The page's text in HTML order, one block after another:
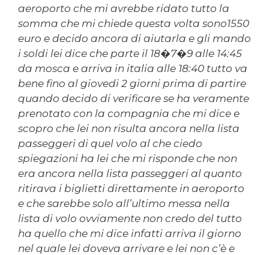
aeroporto che mi avrebbe ridato tutto la
somma che mi chiede questa volta sono1550
euro e decido ancora di aiutarla e gli mando
i soldi lei dice che parte il 18�7�9 alle 14:45
da mosca e arriva in italia alle 18:40 tutto va
bene fino al giovedi 2 giorni prima di partire
quando decido di verificare se ha veramente
prenotato con la compagnia che mi dice e
scopro che lei non risulta ancora nella lista
passeggeri di quel volo al che ciedo
spiegazioni ha lei che mi risponde che non
era ancora nella lista passeggeri al quanto
ritirava i biglietti direttamente in aeroporto
e che sarebbe solo all’ultimo messa nella
lista di volo ovviamente non credo del tutto
ha quello che mi dice infatti arriva il giorno
nel quale lei doveva arrivare e lei non c’è e